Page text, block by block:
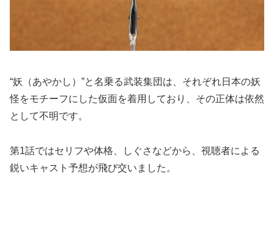
“妖（あやかし）”と名乗る武装集団は、それぞれ日本の妖
怪をモチーフにした仮面を着用しており、その正体は依然
として不明です。
第1話ではセリフや体格、しぐさなどから、視聴者による
鋭いキャスト予想が飛び交いました。